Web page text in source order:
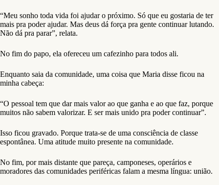
“Meu sonho toda vida foi ajudar o próximo. Só que eu gostaria de ter
mais pra poder ajudar. Mas deus dá força pra gente continuar lutando.
Não dá pra parar”, relata.
No fim do papo, ela ofereceu um cafezinho para todos ali.
Enquanto saia da comunidade, uma coisa que Maria disse ficou na
minha cabeça:
“O pessoal tem que dar mais valor ao que ganha e ao que faz, porque
muitos não sabem valorizar. E ser mais unido pra poder continuar”.
Isso ficou gravado. Porque trata-se de uma consciência de classe
espontânea. Uma atitude muito presente na comunidade.
No fim, por mais distante que pareça, camponeses, operários e
moradores das comunidades periféricas falam a mesma língua: união.